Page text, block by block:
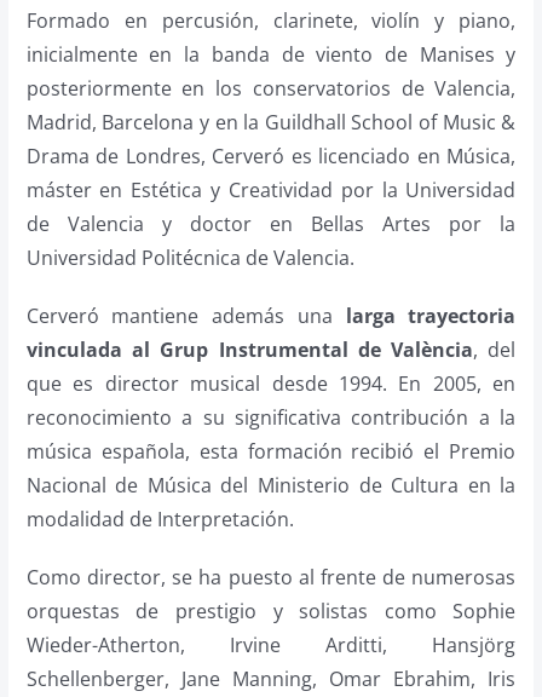
Formado en percusión, clarinete, violín y piano,
inicialmente en la banda de viento de Manises y
posteriormente en los conservatorios de Valencia,
Madrid, Barcelona y en la Guildhall School of Music &
Drama de Londres, Cerveró es licenciado en Música,
máster en Estética y Creatividad por la Universidad
de Valencia y doctor en Bellas Artes por la
Universidad Politécnica de Valencia.
Cerveró mantiene además una larga trayectoria
vinculada al Grup Instrumental de València, del
que es director musical desde 1994. En 2005, en
reconocimiento a su significativa contribución a la
música española, esta formación recibió el Premio
Nacional de Música del Ministerio de Cultura en la
modalidad de Interpretación.
Como director, se ha puesto al frente de numerosas
orquestas de prestigio y solistas como Sophie
Wieder-Atherton, Irvine Arditti, Hansjörg
Schellenberger, Jane Manning, Omar Ebrahim, Iris